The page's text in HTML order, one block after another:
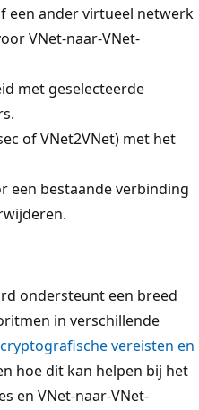
een ander virtueel netwerk
VNet-naar-VNet-
met geselecteerde
of VNet2VNet) met het
een bestaande verbinding
ondersteunt een breed
in verschillende
vereisten en
hoe dit kan helpen bij het
en VNet-naar-VNet-